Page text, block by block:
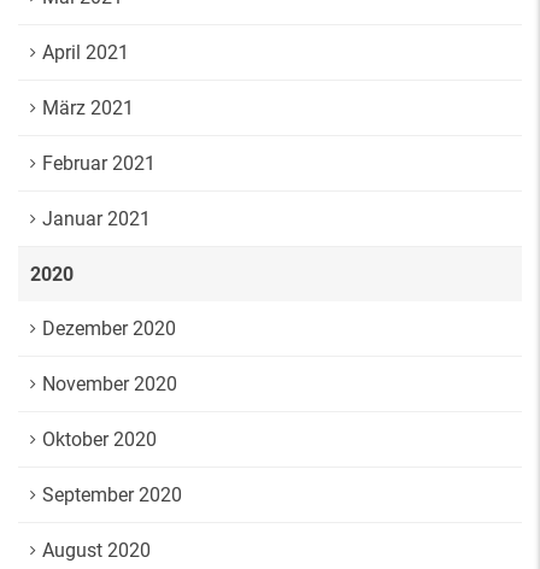
April 2021
März 2021
Februar 2021
Januar 2021
2020
Dezember 2020
November 2020
Oktober 2020
September 2020
August 2020